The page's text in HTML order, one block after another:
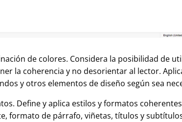
de colores. Considera la posibilidad de
la coherencia y no desorientar al lector.
y otros elementos de diseño según sea
Define y aplica estilos y formatos
formato de párrafo, viñetas, títulos y